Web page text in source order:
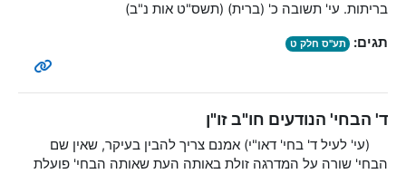
בריתות. עי' תשובה כ' (ברית) (תשס"ט אות נ"ב)
תגים: תע"ס חלק ט
ד' הבחי' הנודעים חו"ב זו"ן
(עי' לעיל ד' בחי' דאו"י) אמנם צריך להבין בעיקר, שאין שם
הבחי' שורה על המדרגה זולת באותה העת שאותה הבחי' פועלת